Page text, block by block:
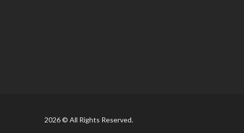
2026 © All Rights Reserved.